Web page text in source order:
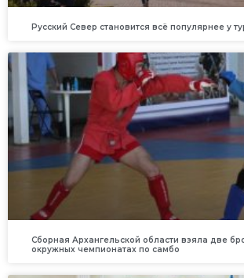
Русский Север становится всё популярнее у
Сборная Архангельской области взяла две
окружных чемпионатах по самбо